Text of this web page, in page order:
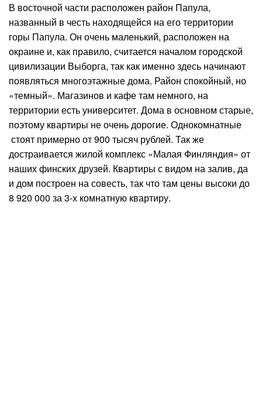
В восточной части расположен район Папула,
названный в честь находящейся на его территории
горы Папула. Он очень маленький, расположен на
окраине и, как правило, считается началом городской
цивилизации Выборга, так как именно здесь начинают
появляться многоэтажные дома. Район спокойный, но
«темный». Магазинов и кафе там немного, на
территории есть университет. Дома в основном старые,
поэтому квартиры не очень дорогие. Однокомнатные
стоят примерно от 900 тысяч рублей. Так же
достраивается жилой комплекс «Малая Финляндия» от
наших финских друзей. Квартиры с видом на залив, да
и дом построен на совесть, так что там цены высоки до
8 920 000 за 3-х комнатную квартиру.